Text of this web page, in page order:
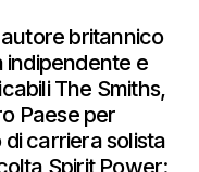
britannico
indipendente e
The Smiths,
Paese per
carriera solista